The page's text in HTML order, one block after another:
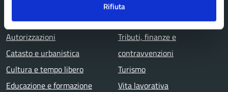
Rifiuta
Appalti pubblici
Autorizzazioni
Catasto e urbanistica
Cultura e tempo libero
Educazione e formazione
Salute, benessere e
assistenza
Tributi, finanze e
contravvenzioni
Turismo
Vita lavorativa